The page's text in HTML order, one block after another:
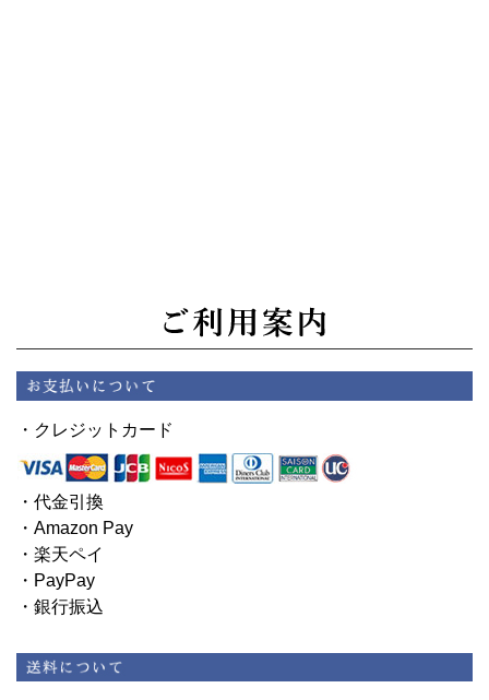
・クレジットカード
・代金引換
・Amazon Pay
・楽天ペイ
・PayPay
・銀行振込